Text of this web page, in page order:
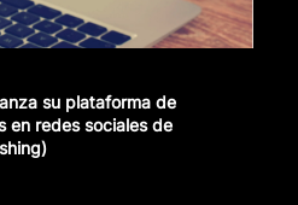
su plataforma de
en redes sociales de